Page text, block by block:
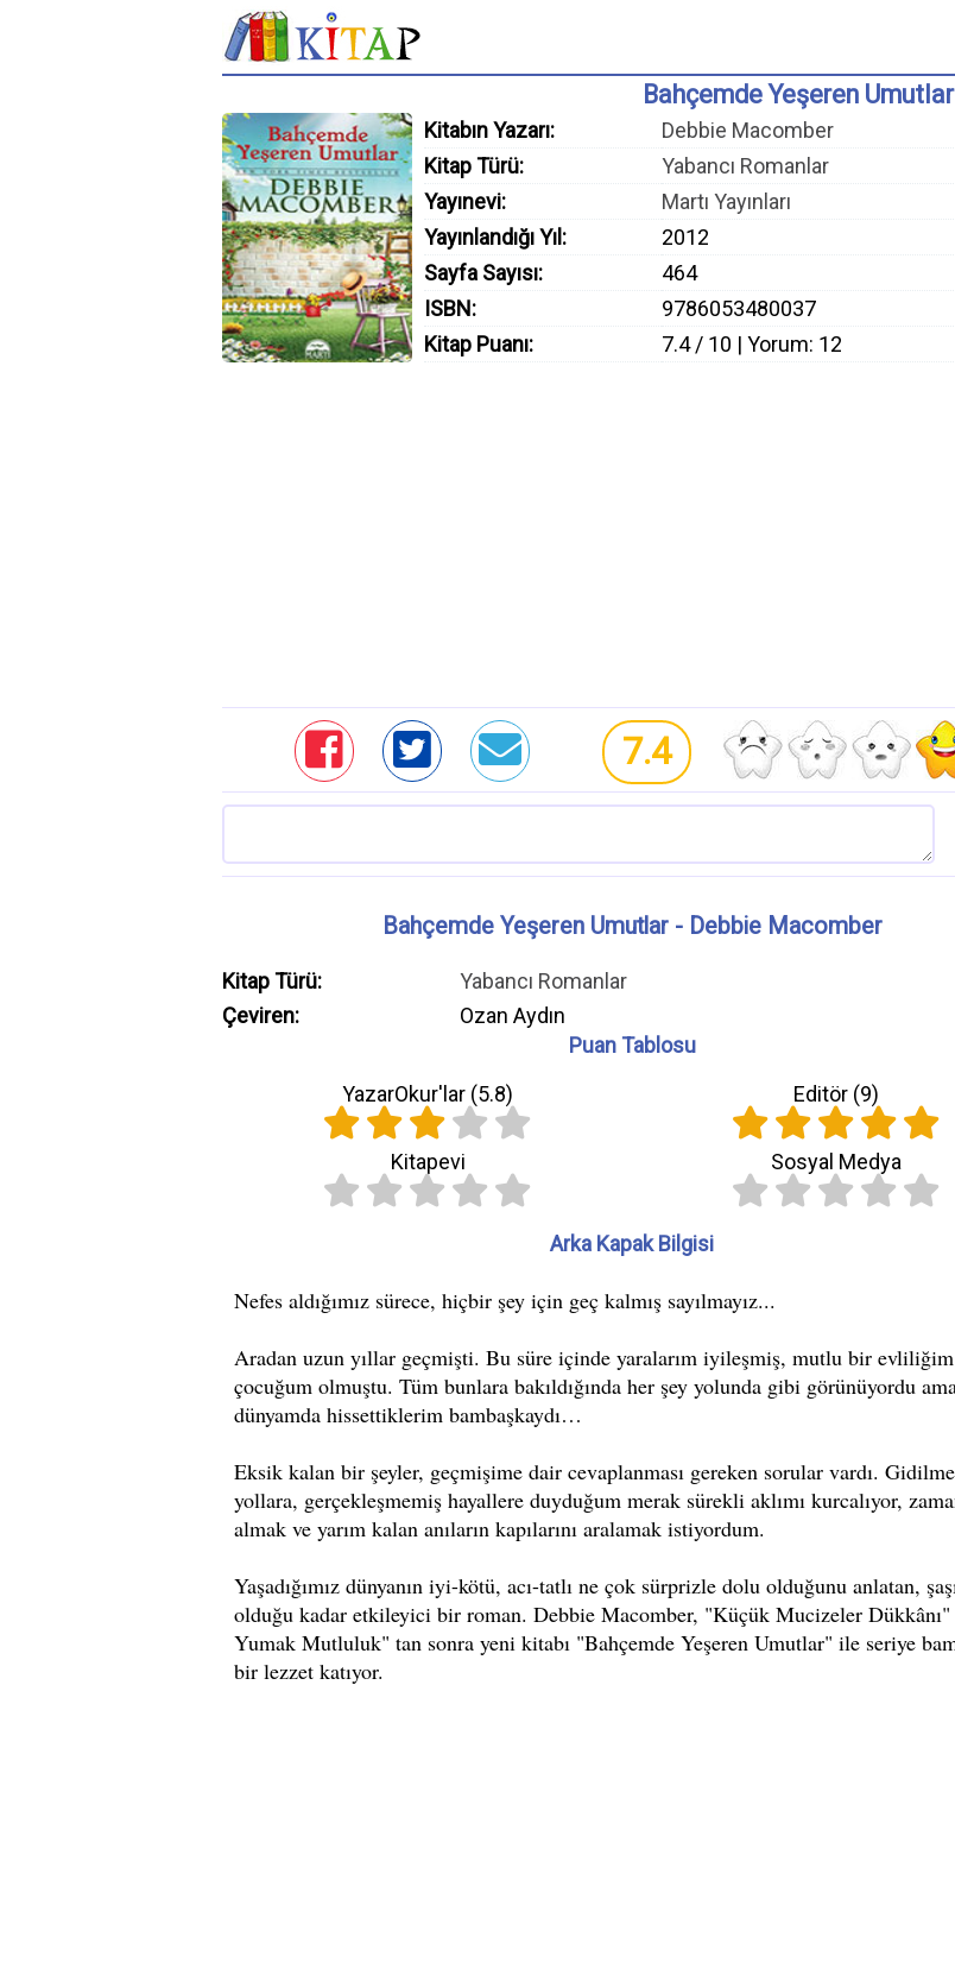
Bahçemde Yeşeren Umutlar
Kitabın Yazarı:
Debbie Macomber
Kitap Türü:
Yabancı Romanlar
Yayınevi:
Martı Yayınları
Yayınlandığı Yıl:
2012
Sayfa Sayısı:
464
ISBN:
9786053480037
Kitap Puanı:
7.4 / 10 | Yorum: 12
7.4
Bahçemde Yeşeren Umutlar - Debbie Macomber
Kitap Türü:
Yabancı Romanlar
Çeviren:
Ozan Aydın
Puan Tablosu
YazarOkur'lar (5.8) Editör (9)
Kitapevi Sosyal Medya
Arka Kapak Bilgisi